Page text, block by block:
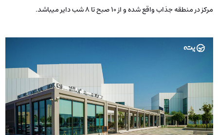
مرکز در منطقه جذاب واقع شده و از ۱۰ صبح تا ۸ شب دایر میباشد.